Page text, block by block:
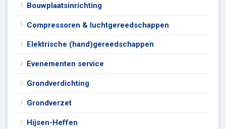
Bouwplaatsinrichting
Compressoren & luchtgereedschappen
Elektrische (hand)gereedschappen
Evenementen service
Grondverdichting
Grondverzet
Hijsen-Heffen